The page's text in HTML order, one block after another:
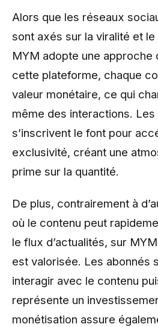
Alors que les réseaux
sont axés sur la viralité et
MYM adopte une approche
cette plateforme, chaque
valeur monétaire, ce qui
même des interactions. Les
s’inscrivent le font pour
exclusivité, créant une
prime sur la quantité.
De plus, contrairement à
où le contenu peut
le flux d’actualités, sur
est valorisée. Les abonnés
interagir avec le contenu
représente un
monétisation assure